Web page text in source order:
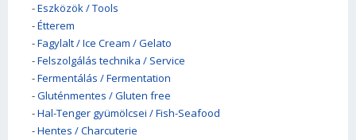
-Eszközök / Tools
-Étterem
-Fagylalt / Ice Cream / Gelato
-Felszolgálás technika / Service
-Fermentálás / Fermentation
-Gluténmentes / Gluten free
-Hal-Tenger gyümölcsei / Fish-Seafood
-Hentes / Charcuterie